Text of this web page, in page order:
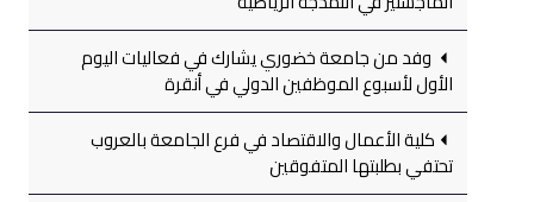
وفد من جامعة خضوري يشارك في فعاليات اليوم
الأول لأسبوع الموظفين الدولي في أنقرة
كلية الأعمال والاقتصاد في فرع الجامعة بالعروب
تحتفي بطلبتها المتفوقين